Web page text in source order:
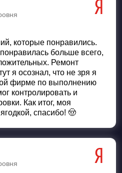
которые понравились.
больше всего,
Ремонт
я осознал, что не зря я
фирме по выполнению
контролировать и
Как итог, моя
спасибо! 🤠